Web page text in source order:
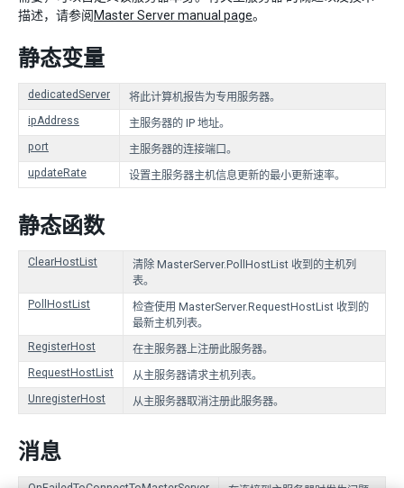
描述，请参阅 Master Server manual page。
静态变量
dedicatedServer
将此计算机报告为专用服务器。
ipAddress
主服务器的 IP 地址。
port
主服务器的连接端口。
updateRate
设置主服务器主机信息更新的最小更新速率。
静态函数
ClearHostList
清除 MasterServer.PollHostList 收到的主机列
表。
PollHostList
检查使用 MasterServer.RequestHostList 收到的
最新主机列表。
RegisterHost
在主服务器上注册此服务器。
RequestHostList
从主服务器请求主机列表。
UnregisterHost
从主服务器取消注册此服务器。
消息